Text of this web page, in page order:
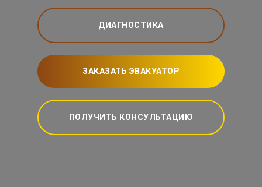
ДИАГНОСТИКА
ЗАКАЗАТЬ ЭВАКУАТОР
ПОЛУЧИТЬ КОНСУЛЬТАЦИЮ